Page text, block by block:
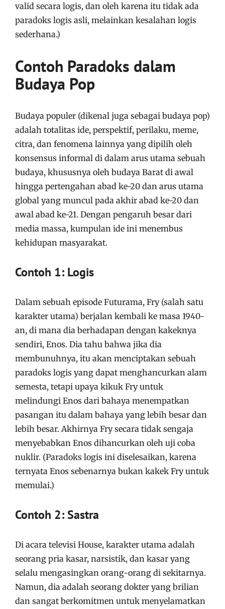
valid secara logis, dan oleh karena itu tidak ada
paradoks logis asli, melainkan kesalahan logis
sederhana.)
Contoh Paradoks dalam
Budaya Pop
Budaya populer (dikenal juga sebagai budaya pop)
adalah totalitas ide, perspektif, perilaku, meme,
citra, dan fenomena lainnya yang dipilih oleh
konsensus informal di dalam arus utama sebuah
budaya, khususnya oleh budaya Barat di awal
hingga pertengahan abad ke-20 dan arus utama
global yang muncul pada akhir abad ke-20 dan
awal abad ke-21. Dengan pengaruh besar dari
media massa, kumpulan ide ini menembus
kehidupan masyarakat.
Contoh 1: Logis
Dalam sebuah episode Futurama, Fry (salah satu
karakter utama) berjalan kembali ke masa 1940-
an, di mana dia berhadapan dengan kakeknya
sendiri, Enos. Dia tahu bahwa jika dia
membunuhnya, itu akan menciptakan sebuah
paradoks logis yang dapat menghancurkan alam
semesta, tetapi upaya kikuk Fry untuk
melindungi Enos dari bahaya menempatkan
pasangan itu dalam bahaya yang lebih besar dan
lebih besar. Akhirnya Fry secara tidak sengaja
menyebabkan Enos dihancurkan oleh uji coba
nuklir. (Paradoks logis ini diselesaikan, karena
ternyata Enos sebenarnya bukan kakek Fry untuk
memulai.)
Contoh 2: Sastra
Di acara televisi House, karakter utama adalah
seorang pria kasar, narsistik, dan kasar yang
selalu mengasingkan orang-orang di sekitarnya.
Namun, dia adalah seorang dokter yang brilian
dan sangat berkomitmen untuk menyelamatkan